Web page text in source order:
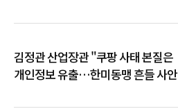
김정관 산업장관 "쿠팡 사태 본질은
개인정보 유출…한미동맹 흔들 사안